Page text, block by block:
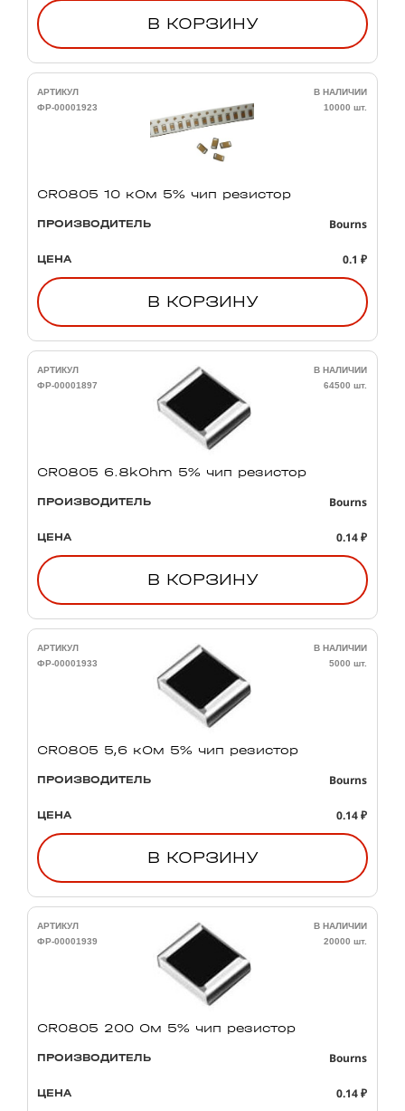
В КОРЗИНУ
АРТИКУЛ
ФР-00001923
В НАЛИЧИИ
10000 шт.
CR0805 10 кОм 5% чип резистор
ПРОИЗВОДИТЕЛЬ Bourns
ЦЕНА 0.1 ₽
В КОРЗИНУ
АРТИКУЛ
ФР-00001897
В НАЛИЧИИ
64500 шт.
CR0805 6.8kOhm 5% чип резистор
ПРОИЗВОДИТЕЛЬ Bourns
ЦЕНА 0.14 ₽
В КОРЗИНУ
АРТИКУЛ
ФР-00001933
В НАЛИЧИИ
5000 шт.
CR0805 5,6 кОм 5% чип резистор
ПРОИЗВОДИТЕЛЬ Bourns
ЦЕНА 0.14 ₽
В КОРЗИНУ
АРТИКУЛ
ФР-00001939
В НАЛИЧИИ
20000 шт.
CR0805 200 Ом 5% чип резистор
ПРОИЗВОДИТЕЛЬ Bourns
ЦЕНА 0.14 ₽